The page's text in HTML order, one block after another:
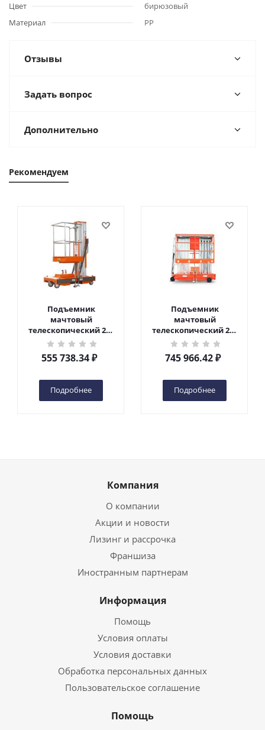
Цвет
бирюзовый
Материал
РР
Отзывы
Задать вопрос
Дополнительно
Рекомендуем
Подъемник
мачтовый
телескопический 200
кг 6 м TOR GTWY6-200S
DC 2-мачтовый
(автономный) (G) в
555 738.34₽
Подробнее
Подъемник
мачтовый
телескопический 200
кг 10 м TOR GTWY10-
200S DC 2-мачтовый
(автономный) (N) в
745 966.42₽
Подробнее
Компания
О компании
Акции и новости
Лизинг и рассрочка
Франшиза
Иностранным партнерам
Информация
Помощь
Условия оплаты
Условия доставки
Обработка персональных данных
Пользовательское соглашение
Помощь